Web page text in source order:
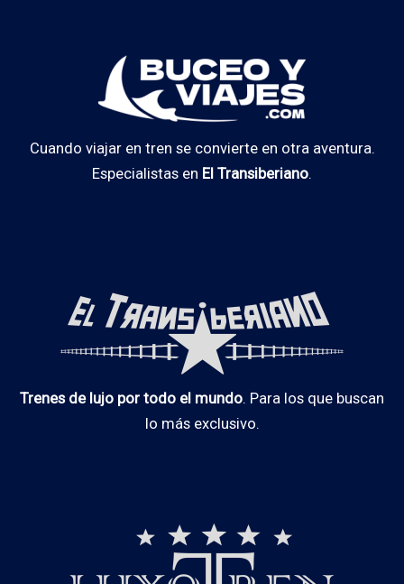
Cuando viajar en tren se convierte en otra aventura.
Especialistas en El Transiberiano.
Trenes de lujo por todo el mundo. Para los que buscan
lo más exclusivo.